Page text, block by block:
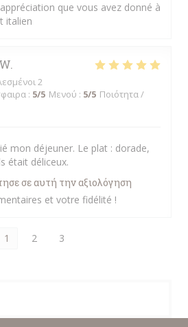
que vous avez donné à
italien
W
2
: 5/5 Μενού : 5/5 Ποιότητα /
mon déjeuner. Le plat : dorade,
était déliceux.
σε αυτή την αξιολόγηση
et votre fidélité !
1 2 3